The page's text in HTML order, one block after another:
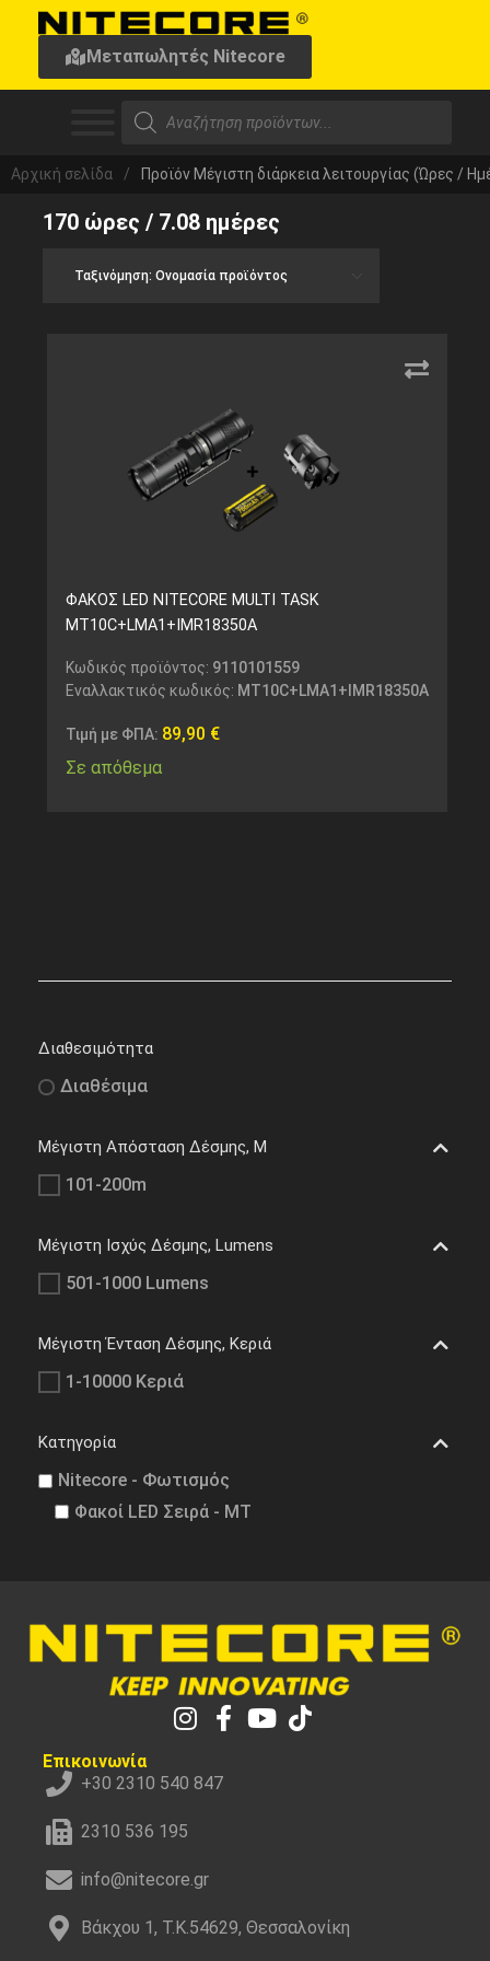
Μεταπωλητές Nitecore
Αρχική σελίδα / Προϊόν Μέγιστη διάρκεια λειτουργίας (Ώρες /
170 ώρες / 7.08 ημέρες
ΦΑΚΟΣ LED NITECORE MULTI TASK
MT10C+LMA1+IMR18350A
Κωδικός προϊόντος: 9110101559
Εναλλακτικός κωδικός: MT10C+LMA1+IMR18350A
Τιμή με ΦΠΑ: 89,90 €
Σε απόθεμα
Διαθεσιμότητα
Διαθέσιμα
Μέγιστη Απόσταση Δέσμης, M
101-200m
Μέγιστη Ισχύς Δέσμης, Lumens
501-1000 Lumens
Μέγιστη Ένταση Δέσμης, Κεριά
1-10000 Κεριά
Κατηγορία
Nitecore - Φωτισμός
Φακοί LED Σειρά - MT
Επικοινωνία
+30 2310 540 847
2310 536 195
info@nitecore.gr
Βάκχου 1, Τ.Κ.54629, Θεσσαλονίκη